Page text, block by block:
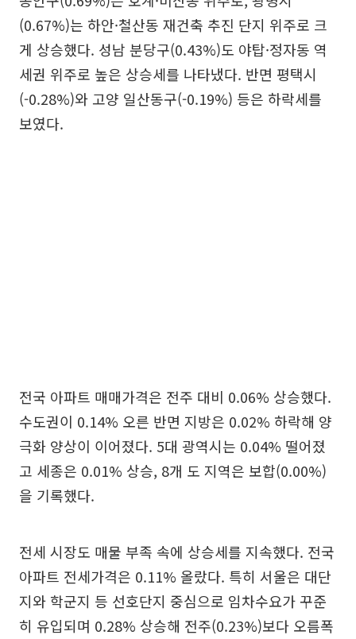
(0.67%)는 하안·철산동 재건축 추진 단지 위주로 크
게 상승했다. 성남 분당구(0.43%)도 야탑·정자동 역
세권 위주로 높은 상승세를 나타냈다. 반면 평택시
(-0.28%)와 고양 일산동구(-0.19%) 등은 하락세를
보였다.
전국 아파트 매매가격은 전주 대비 0.06% 상승했다.
수도권이 0.14% 오른 반면 지방은 0.02% 하락해 양
극화 양상이 이어졌다. 5대 광역시는 0.04% 떨어졌
고 세종은 0.01% 상승, 8개 도 지역은 보합(0.00%)
을 기록했다.
전세 시장도 매물 부족 속에 상승세를 지속했다. 전국
아파트 전세가격은 0.11% 올랐다. 특히 서울은 대단
지와 학군지 등 선호단지 중심으로 임차수요가 꾸준
히 유입되며 0.28% 상승해 전주(0.23%)보다 오름폭